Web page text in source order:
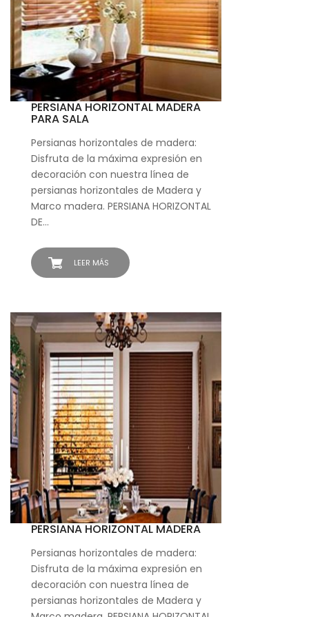
LEER MÁS
PERSIANA HORIZONTAL MADERA
PARA SALA
Persianas horizontales de madera:
Disfruta de la máxima expresión en
decoración con nuestra línea de
persianas horizontales de Madera y
Marco madera. PERSIANA HORIZONTAL
DE…
PERSIANA HORIZONTAL MADERA
Persianas horizontales de madera:
Disfruta de la máxima expresión en
decoración con nuestra línea de
persianas horizontales de Madera y